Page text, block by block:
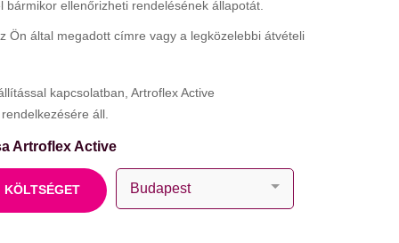
bármikor ellenőrizheti rendelésének állapotát.
Ön által megadott címre vagy a legközelebbi átvételi
kapcsolatban, Artroflex Active
áll.
Artroflex Active